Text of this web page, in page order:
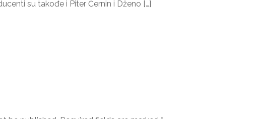
su takođe i Piter Černin i Dženo […]